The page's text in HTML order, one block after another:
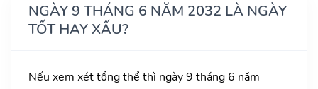
NGÀY 9 THÁNG 6 NĂM 2032 LÀ NGÀY
TỐT HAY XẤU?
Nếu xem xét tổng thể thì ngày 9 tháng 6 năm